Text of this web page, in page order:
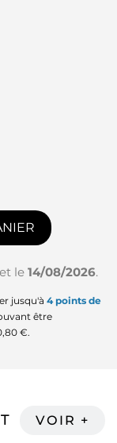
et le 14/08/2026.
jusqu'à 4points de
être
€.